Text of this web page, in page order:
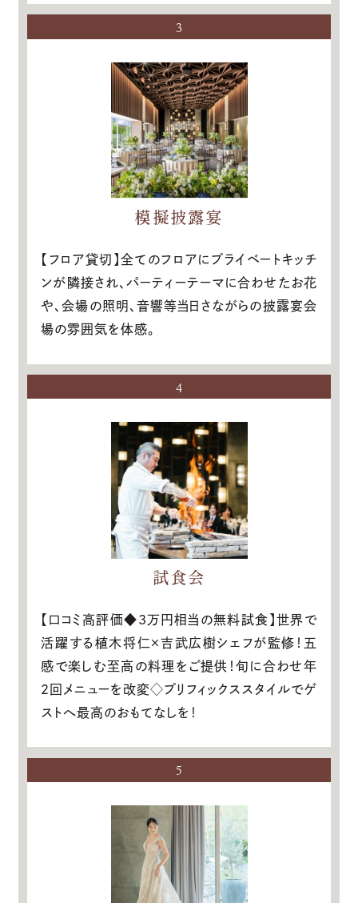
3
模擬披露宴
【フロア貸切】全てのフロアにプライベートキッチ
ンが隣接され、パーティーテーマに合わせたお花
や、会場の照明、音響等当日さながらの披露宴会
場の雰囲気を体感。
4
試食会
【口コミ高評価◆3万円相当の無料試食】世界で
活躍する植木将仁×吉武広樹シェフが監修！五
感で楽しむ至高の料理をご提供！旬に合わせ年
2回メニューを改変◇プリフィックススタイルでゲ
ストへ最高のおもてなしを！
5